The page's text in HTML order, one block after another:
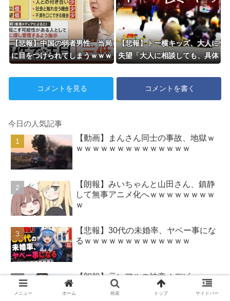
【悲報】中国の弱者男性、当局
に目をつけられてしまうｗｗｗ
【悲報】トー横キッズ、大人に
失望「大人に相談しても、具体
に傷つく。福祉は自由が奪われ
る」
コメントを見る コメントを書く
今日の人気記事
【動画】まんさん同士の事故、地獄ｗ
ｗｗｗｗｗｗｗｗｗｗｗｗｗｗ
【朗報】みいちゃんと山田さん、鎮静
して無事アニメ化へｗｗｗｗｗｗｗｗ
ｗ
【悲報】30代の未婚率、ヤベー事にな
るｗｗｗｗｗｗｗｗｗｗｗｗｗ
【朗報】元レアルの神童Ｊデビュー
へ！登録名「中井卓大ピピ」日本初挑
戦の22歳今治MFが開幕戦に先発
メニュー ホーム 検索 トップ サイドバー